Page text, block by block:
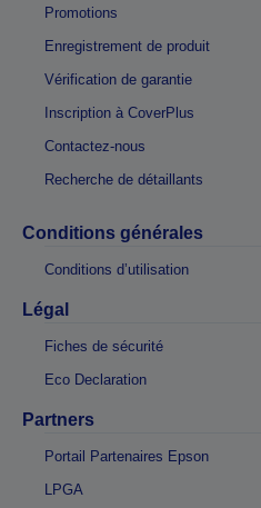
Promotions
Enregistrement de produit
Vérification de garantie
Inscription à CoverPlus
Contactez-nous
Recherche de détaillants
Conditions générales
Conditions d’utilisation
Légal
Fiches de sécurité
Eco Declaration
Partners
Portail Partenaires Epson
LPGA